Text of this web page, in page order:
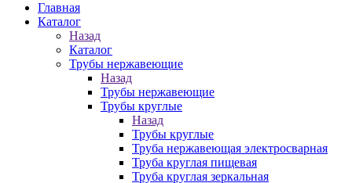
Главная
Каталог
Назад
Каталог
Трубы нержавеющие
Назад
Трубы нержавеющие
Трубы круглые
Назад
Трубы круглые
Труба нержавеющая электросварная
Труба круглая пищевая
Труба круглая зеркальная